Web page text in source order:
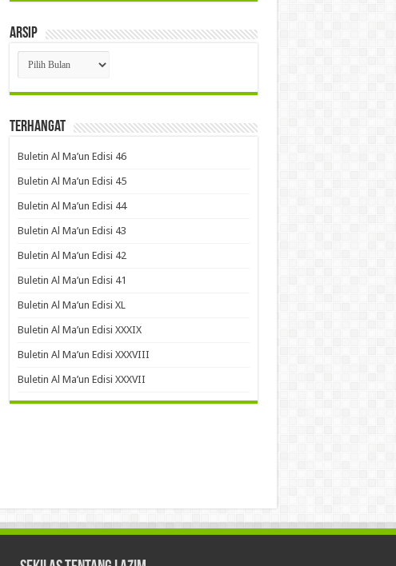
Arsip
Arsip
Terhangat
Buletin Al Ma’un Edisi 46
Buletin Al Ma’un Edisi 45
Buletin Al Ma’un Edisi 44
Buletin Al Ma’un Edisi 43
Buletin Al Ma’un Edisi 42
Buletin Al Ma’un Edisi 41
Buletin Al Ma’un Edisi XL
Buletin Al Ma’un Edisi XXXIX
Buletin Al Ma’un Edisi XXXVIII
Buletin Al Ma’un Edisi XXXVII